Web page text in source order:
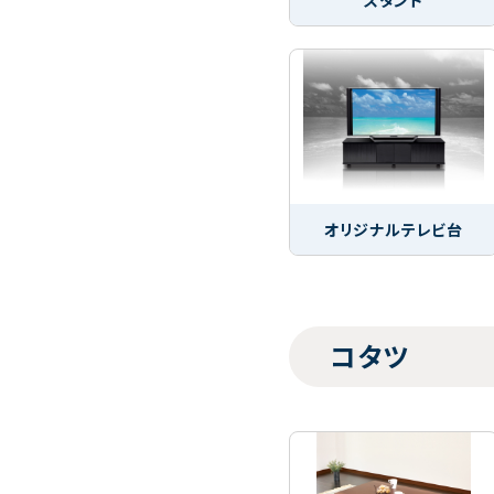
オリジナルテレビ台
コタツ